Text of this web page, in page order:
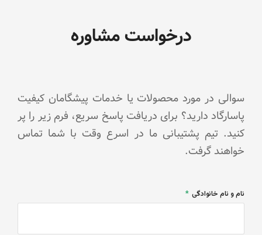
درخواست مشاوره
سوالی در مورد محصولات یا خدمات پیشگامان کیفیت
پاسارگاد دارید؟ برای دریافت پاسخ سریع، فرم زیر را پر
کنید. تیم پشتیبانی ما در اسرع وقت با شما تماس
خواهند گرفت.
نام و نام خانوادگی